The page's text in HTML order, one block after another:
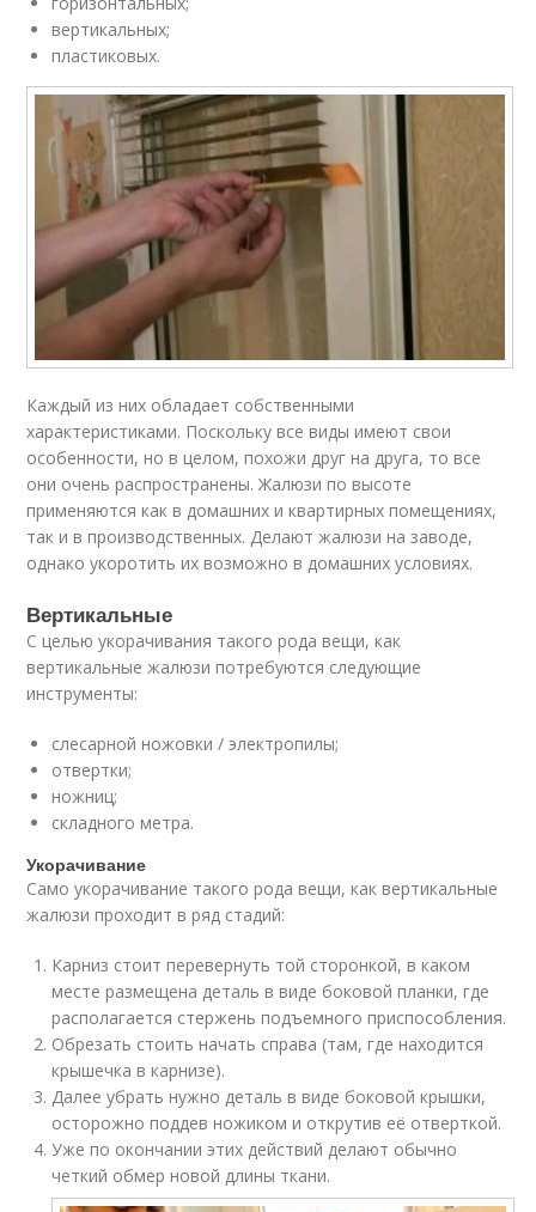
вертикальных;
пластиковых.
Каждый из них обладает собственными
характеристиками. Поскольку все виды имеют свои
особенности, но в целом, похожи друг на друга, то все
они очень распространены. Жалюзи по высоте
применяются как в домашних и квартирных помещениях,
так и в производственных. Делают жалюзи на заводе,
однако укоротить их возможно в домашних условиях.
Вертикальные
С целью укорачивания такого рода вещи, как
вертикальные жалюзи потребуются следующие
инструменты:
слесарной ножовки / электропилы;
отвертки;
ножниц;
складного метра.
Укорачивание
Само укорачивание такого рода вещи, как вертикальные
жалюзи проходит в ряд стадий:
Карниз стоит перевернуть той сторонкой, в каком
месте размещена деталь в виде боковой планки, где
располагается стержень подъемного приспособления.
Обрезать стоить начать справа (там, где находится
крышечка в карнизе).
Далее убрать нужно деталь в виде боковой крышки,
осторожно поддев ножиком и открутив её отверткой.
Уже по окончании этих действий делают обычно
четкий обмер новой длины ткани.